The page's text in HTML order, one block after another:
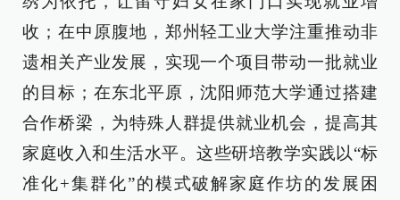
收；在中原腹地，郑州轻工业大学注重推动非
遗相关产业发展，实现一个项目带动一批就业
的目标；在东北平原，沈阳师范大学通过搭建
合作桥梁，为特殊人群提供就业机会，提高其
家庭收入和生活水平。这些研培教学实践以“标
准化+集群化”的模式破解家庭作坊的发展困